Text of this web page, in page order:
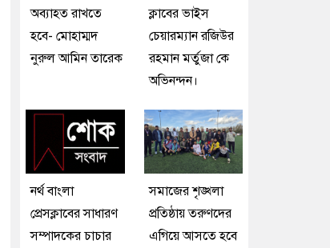
অব্যাহত রাখতে
হবে- মোহাম্মদ
নুরুল আমিন তারেক
ক্লাবের ভাইস
চেয়ারম্যান রজিউর
রহমান মর্তুজা কে
অভিনন্দন।
নর্থ বাংলা
প্রেসক্লাবের সাধারণ
সম্পাদকের চাচার
সমাজের শৃঙ্খলা
প্রতিষ্ঠায় তরুণদের
এগিয়ে আসতে হবে